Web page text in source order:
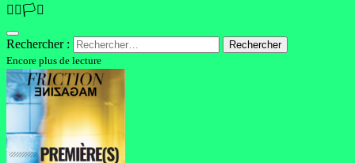
🏳️‍🌈🏳️‍⚧️
Rechercher :
Encore plus de lecture